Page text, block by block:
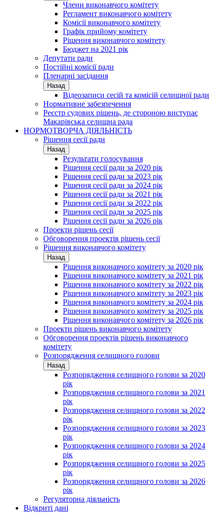
Члени виконавчого комітету
Регламент виконавчого комітету
Комісії виконавчого комітету
Графік прийому комітету
Рішення виконавчого комітету
Бюджет на 2021 рік
Депутати ради
Постійні комісії ради
Пленарні засідання
Назад
Відеозаписи сесій та комісій селищної ради
Нормативне забезпечення
Реєстр судових рішень, де стороною виступає
Макарівська селищна рада
НОРМОТВОРЧА ДІЯЛЬНІСТЬ
Рішення сесії ради
Назад
Результати голосування
Рішення сесії ради за 2020 рік
Рішення сесії ради за 2023 рік
Рішення сесії ради за 2024 рік
Рішення сесії ради за 2021 рік
Рішення сесії ради за 2022 рік
Рішення сесії ради за 2025 рік
Рішення сесії ради за 2026 рік
Проекти рішень сесії
Обговорення проектів рішень сесії
Рішення виконавчого комітету
Назад
Рішення виконавчого комітету за 2020 рік
Рішення виконавчого комітету за 2021 рік
Рішення виконавчого комітету за 2022 рік
Рішення виконавчого комітету за 2023 рік
Рішення виконавчого комітету за 2024 рік
Рішення виконавчого комітету за 2025 рік
Рішення виконавчого комітету за 2026 рік
Проекти рішень виконавчого комітету
Обговорення проектів рішень виконавчого
комітету
Розпорядження селищного голови
Назад
Розпорядження селищного голови за 2020
рік
Розпорядження селищного голови за 2021
рік
Розпорядження селищного голови за 2022
рік
Розпорядження селищного голови за 2023
рік
Розпорядження селищного голови за 2024
рік
Розпорядження селищного голови за 2025
рік
Розпорядження селищного голови за 2026
рік
Регуляторна діяльність
Відкриті дані